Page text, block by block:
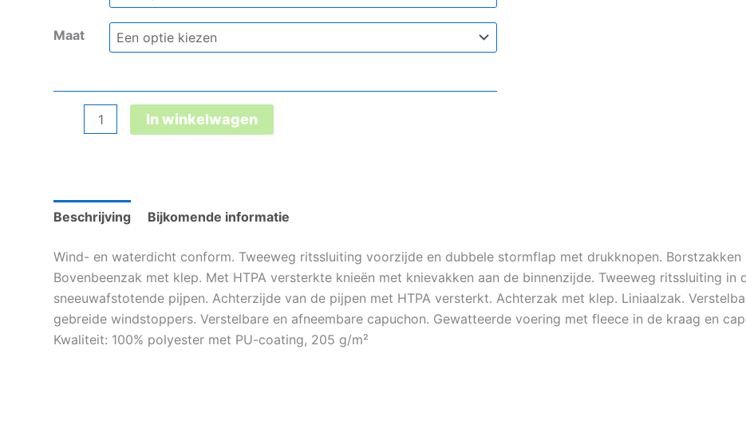
Maat
Tranemo
aantal
In winkelwagen
Beschrijving Bijkomende informatie
Wind- en waterdicht conform. Tweeweg ritssluiting voorzijde en dubbele stormflap met drukknopen.
Bovenbeenzak met klep. Met HTPA versterkte knieën met knievakken aan de binnenzijde. Tweeweg ritssluiting
sneeuwafstotende pijpen. Achterzijde van de pijpen met HTPA versterkt. Achterzak met klep. Liniaalzak.
gebreide windstoppers. Verstelbare en afneembare capuchon. Gewatteerde voering met fleece in de kraag en
Kwaliteit: 100% polyester met PU-coating, 205 g/m²